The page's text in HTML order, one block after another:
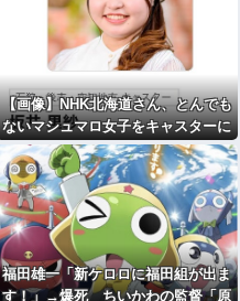
【画像】NHK北海道さん、とんでも
ないマシュマロ女子をキャスターに
起用ｗ
福田雄一「新ケロロに福田組が出ま
す！」→爆死 ちいかわの監督「原